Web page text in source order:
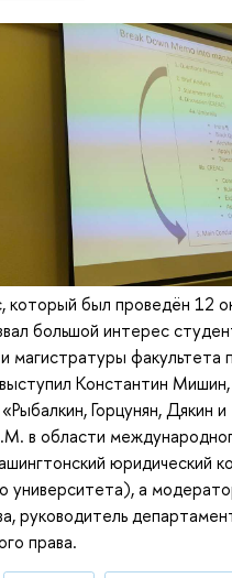
который был проведён 12
большой интерес
магистратуры факультета
Константин Мишин,
Горцунян, Дякин и
в области
юридический
университета), а
руководитель
права.